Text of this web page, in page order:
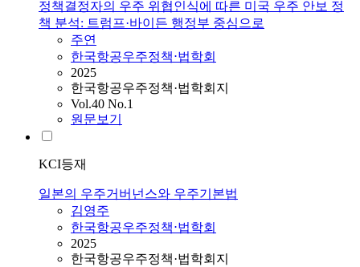
정책결정자의 우주 위협인식에 따른 미국 우주 안보 정
책 분석: 트럼프·바이든 행정부 중심으로
주연
한국항공우주정책⋅법학회
2025
한국항공우주정책·법학회지
Vol.40 No.1
원문보기
KCI등재
일본의 우주거버넌스와 우주기본법
김영주
한국항공우주정책⋅법학회
2025
한국항공우주정책·법학회지